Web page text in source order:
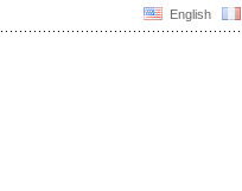
English